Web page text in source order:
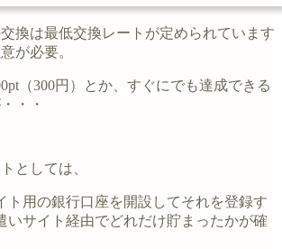
換は最低交換レートが定められています
が必要。
（300円）とか、すぐにでも達成できる
・・
としては、
ト用の銀行口座を開設してそれを登録す
いサイト経由でどれだけ貯まったかが確